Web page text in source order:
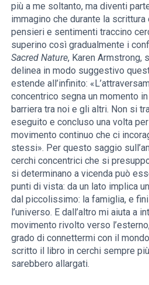
più a me soltanto, ma diventi
immagino che durante la
pensieri e sentimenti traccino
superino così gradualmente i
Sacred Nature, Karen Armstrong,
delinea in modo suggestivo
estende all’infinito:
concentrico segna un momento
barriera tra noi e gli altri. Non si
eseguito e concluso una volta
movimento continuo che ci
stessi». Per questo saggio
cerchi concentrici che si
si determinano a vicenda può
punti di vista: da un lato implica
dal piccolissimo: la famiglia, e
l’universo. E dall’altro mi aiuta a
movimento rivolto verso
grado di connettermi con il
scritto il libro in cerchi sempre
sarebbero allargati.